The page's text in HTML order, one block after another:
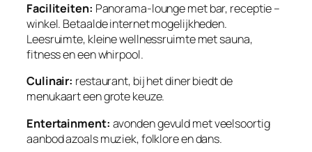
Faciliteiten: Panorama-lounge met bar, receptie –
winkel. Betaalde internet mogelijkheden.
Leesruimte, kleine wellnessruimte met sauna,
fitness en een whirpool.
Culinair: restaurant, bij het diner biedt de
menukaart een grote keuze.
Entertainment: avonden gevuld met veelsoortig
aanbod azoals muziek, folklore en dans.